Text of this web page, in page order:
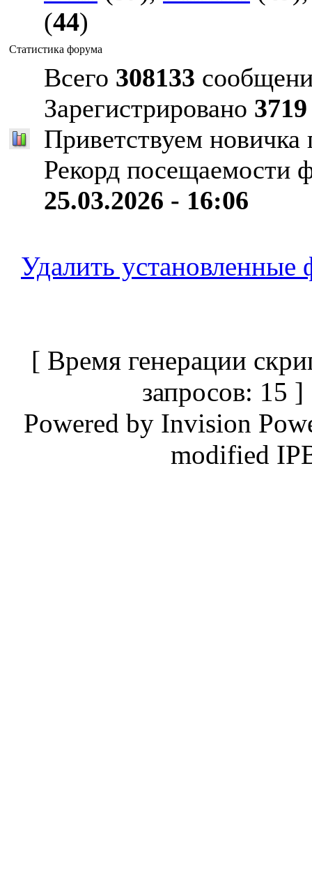
(44)
Статистика форума
Всего 308133
Зарегистрировано 3719
Приветствуем
Рекорд посещаемости
25.03.2026 - 16:06
Удалить
[ Время генерации
запросов:
Powered by Invision
modified